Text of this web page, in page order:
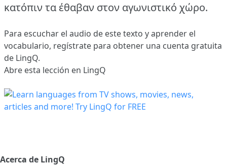
κατόπιν τα έθαβαν στον αγωνιστικό χώρο.
Para escuchar el audio de este texto y aprender el
vocabulario, regístrate para obtener una cuenta gratuita
de LingQ.
Abre esta lección en LingQ
Acerca de LingQ